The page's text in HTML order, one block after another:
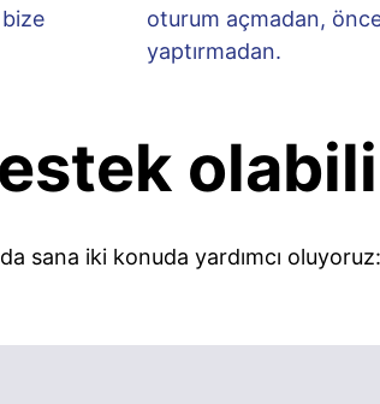
oturum açmadan,
yaptırmadan.
sana iki konuda yardımcı oluyoruz: